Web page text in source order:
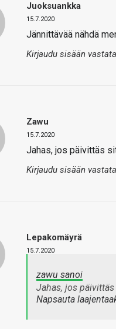
Juoksuankka
15.7.2020
Jännittävää nähdä
Kirjaudu sisään
Zawu
15.7.2020
Jahas, jos päivittäs
Kirjaudu sisään
Lepakomäyrä
15.7.2020
zawu sanoi
Jahas, jos
Napsauta